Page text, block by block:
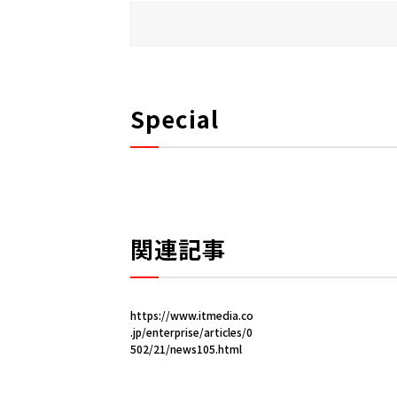
Special
関連記事
https://www.itmedia.co
.jp/enterprise/articles/0
502/21/news105.html